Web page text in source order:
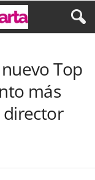
Top
más
director